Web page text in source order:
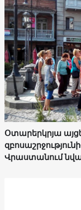
Օտարերկրյա
Վրաստանում